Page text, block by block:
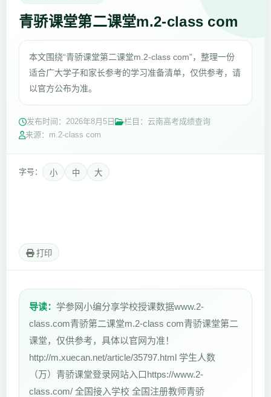
青骄课堂第二课堂m.2-class com
本文围绕“青骄课堂第二课堂m.2-class com”，整理一份
适合广大学子和家长参考的学习准备清单，仅供参考，请
以官方公布为准。
发布时间： 2026年8月5日
栏目：云南高考成绩查询
来源：m.2-class com
字号： 小 中 大
打印
导读： 学参网小编分享学校授课数据www.2-
class.com青骄第二课堂m.2-class com青骄课堂第二
课堂，仅供参考，具体以官网为准！
http://m.xuecan.net/article/35797.html 学生人数
（万）青骄课堂登录网站入口https://www.2-
class.com/ 全国接入学校 全国注册教师青骄